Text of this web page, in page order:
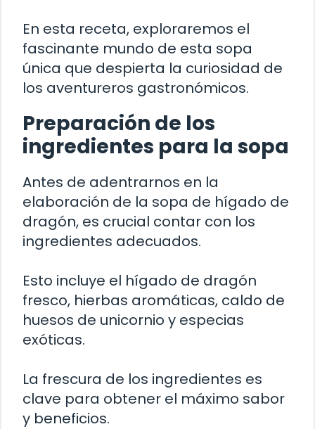
En esta receta, exploraremos el
fascinante mundo de esta sopa
única que despierta la curiosidad de
los aventureros gastronómicos.
Preparación de los
ingredientes para la sopa
Antes de adentrarnos en la
elaboración de la sopa de hígado de
dragón, es crucial contar con los
ingredientes adecuados.
Esto incluye el hígado de dragón
fresco, hierbas aromáticas, caldo de
huesos de unicornio y especias
exóticas.
La frescura de los ingredientes es
clave para obtener el máximo sabor
y beneficios.